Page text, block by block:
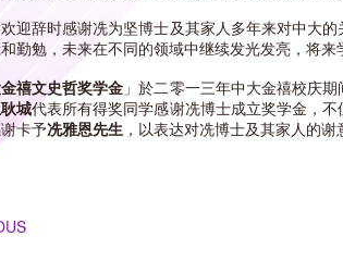
迎辞时感谢冼为坚博士及其家人多年来对中大
勤勉，未来在不同的领域中继续发光发亮，将来
禧文史哲奖学金 」於二零一三年中大金禧校庆期
城代表所有得奖同学感谢冼博士成立奖学金，
卡予冼雅恩先生 ，以表达对冼博士及其家人的谢